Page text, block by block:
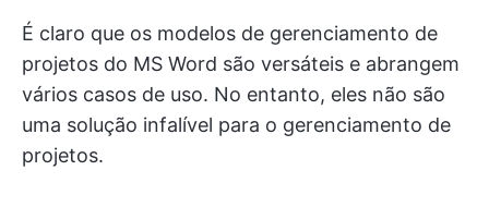
É claro que os modelos de gerenciamento de
projetos do MS Word são versáteis e abrangem
vários casos de uso. No entanto, eles não são
uma solução infalível para o gerenciamento de
projetos.